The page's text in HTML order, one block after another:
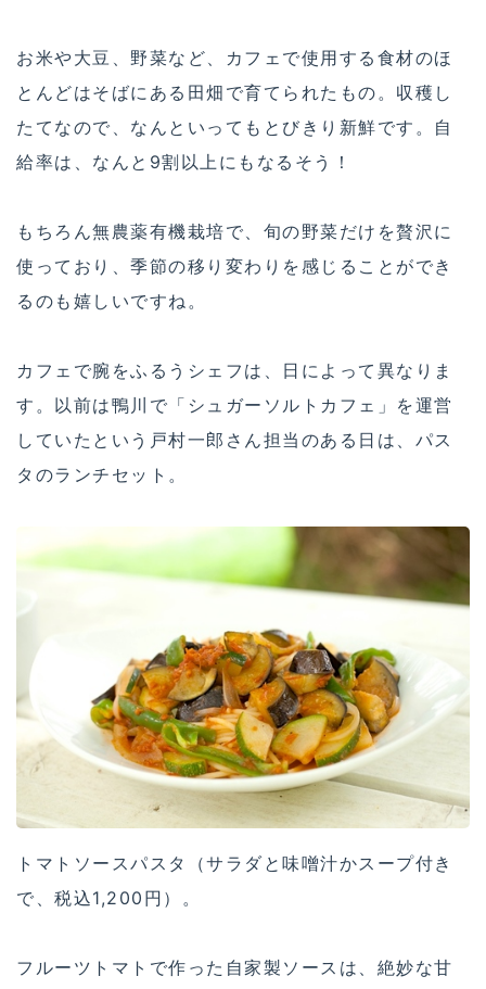
お米や大豆、野菜など、カフェで使用する食材のほ
とんどはそばにある田畑で育てられたもの。収穫し
たてなので、なんといってもとびきり新鮮です。自
給率は、なんと9割以上にもなるそう！
もちろん無農薬有機栽培で、旬の野菜だけを贅沢に
使っており、季節の移り変わりを感じることができ
るのも嬉しいですね。
カフェで腕をふるうシェフは、日によって異なりま
す。以前は鴨川で「シュガーソルトカフェ」を運営
していたという戸村一郎さん担当のある日は、パス
タのランチセット。
トマトソースパスタ（サラダと味噌汁かスープ付き
で、税込1,200円）。
フルーツトマトで作った自家製ソースは、絶妙な甘